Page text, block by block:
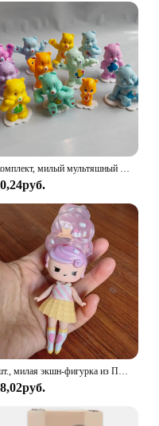
1 комплект, милый мультяшный медведь, аниме, милый мультяшный медведь, аниме-фигурки, модель для девочек, подарок, забавные аксессуары для животных, подарок для детей
1 шт., милая экшн-фигурка из ПВХ для девочек-сюрпризов